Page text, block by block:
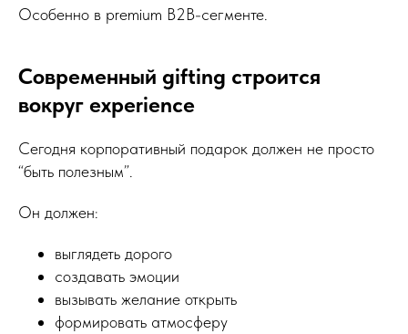
Особенно в premium B2B-сегменте.
Современный gifting строится
вокруг experience
Сегодня корпоративный подарок должен не просто
“быть полезным”.
Он должен:
выглядеть дорого
создавать эмоции
вызывать желание открыть
формировать атмосферу